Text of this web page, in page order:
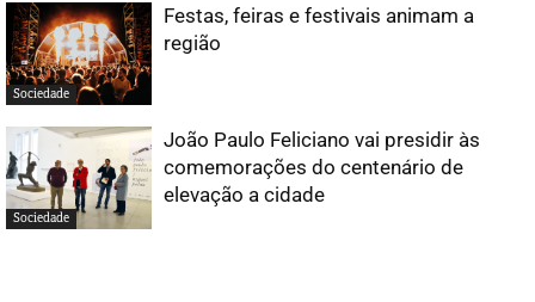
Sociedade
Festas, feiras e festivais animam a
região
Sociedade
João Paulo Feliciano vai presidir às
comemorações do centenário de
elevação a cidade